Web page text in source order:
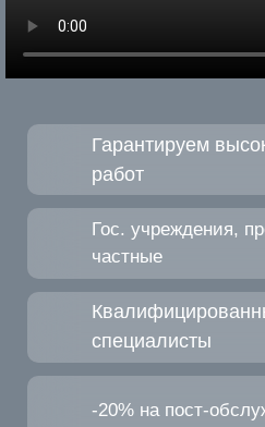
Гос. учреждения,
частные
специалисты
-20% на пост-
Гарантируем
работ